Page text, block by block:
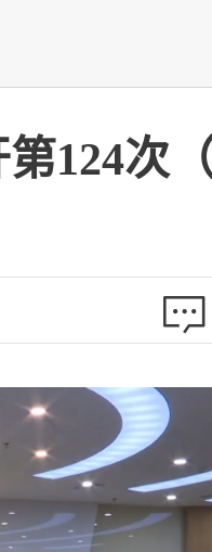
124次